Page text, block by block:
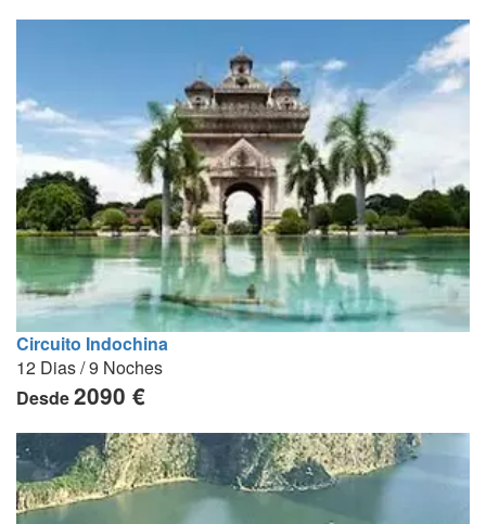
Circuito Indochina
12 Dias / 9 Noches
Desde2090 €